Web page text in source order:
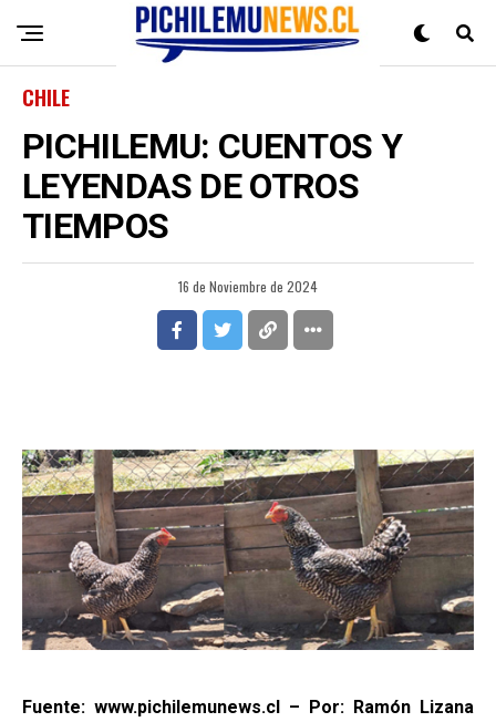
CHILE
PICHILEMU: CUENTOS Y
LEYENDAS DE OTROS
TIEMPOS
16 de Noviembre de 2024
Fuente: www.pichilemunews.cl – Por: Ramón Lizana